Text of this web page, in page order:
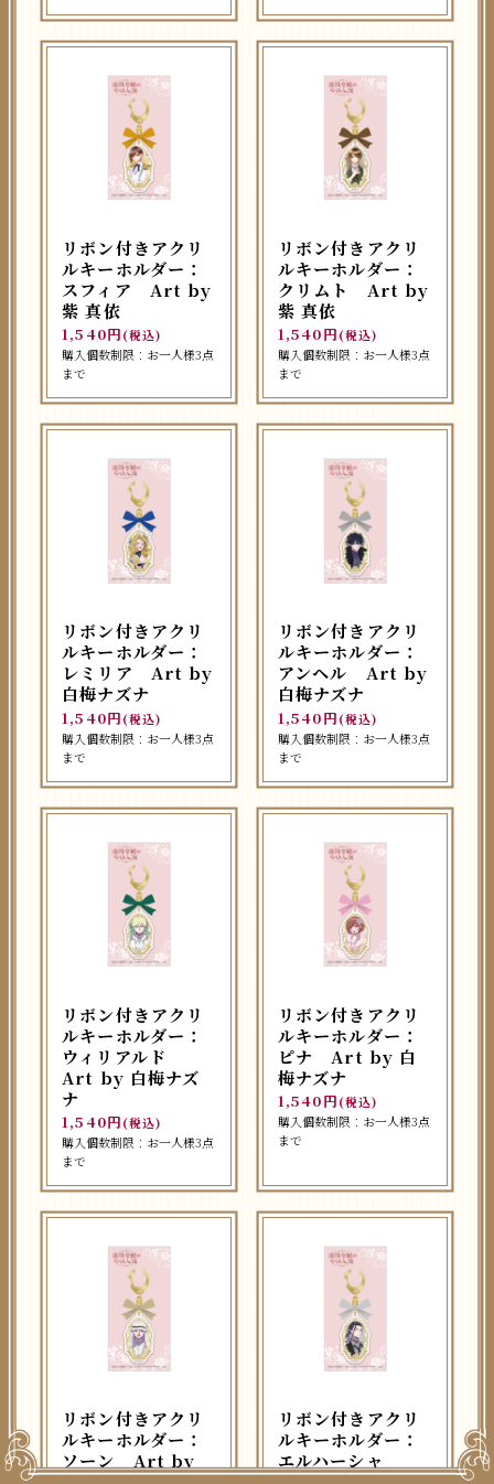
リボン付きアクリ
ルキーホルダー：
スフィア Art by
紫 真依
1,540円 (税込)
購入個数制限：お一人様3点
まで
リボン付きアクリ
ルキーホルダー：
クリムト Art by
紫 真依
1,540円 (税込)
購入個数制限：お一人様3点
まで
リボン付きアクリ
ルキーホルダー：
レミリア Art by
白梅ナズナ
1,540円 (税込)
購入個数制限：お一人様3点
まで
リボン付きアクリ
ルキーホルダー：
アンヘル Art by
白梅ナズナ
1,540円 (税込)
購入個数制限：お一人様3点
まで
リボン付きアクリ
ルキーホルダー：
ウィリアルド
Art by 白梅ナズ
ナ
1,540円 (税込)
購入個数制限：お一人様3点
まで
リボン付きアクリ
ルキーホルダー：
ピナ Art by 白
梅ナズナ
1,540円 (税込)
購入個数制限：お一人様3点
まで
リボン付きアクリ
ルキーホルダー：
ソーン Art by
リボン付きアクリ
ルキーホルダー：
エルハーシャ